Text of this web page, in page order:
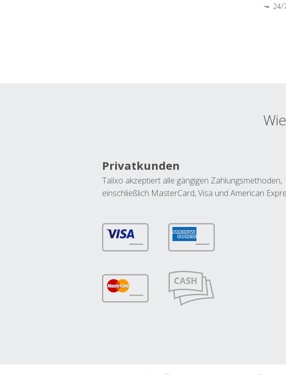
24/
Privatkunden
Talixo akzeptiert alle gängigen Zahlungsmethoden,
einschließlich MasterCard, Visa und American